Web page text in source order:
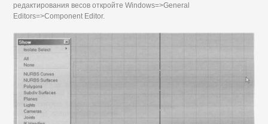
редактирования весов откройте Windows=>General
Editors=>Component Editor.